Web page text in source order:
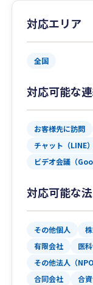
対応エリア
全国
対応可能な
お客様先に訪問
チャット（LINE）
ビデオ会議（
対応可能な
その他個人
有限会社
医
その他法人（
合同会社
合